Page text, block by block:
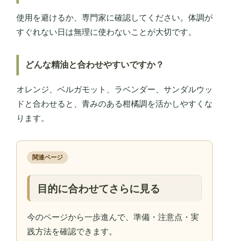
使用を避けるか、専門家に確認してください。体調が
すぐれない日は無理に使わないことが大切です。
どんな精油と合わせやすいですか？
オレンジ、ベルガモット、ラベンダー、サンダルウッ
ドと合わせると、青みのある柑橘調を活かしやすくな
ります。
関連ページ
目的に合わせてさらに見る
今のページから一歩進んで、準備・注意点・実
践方法を確認できます。